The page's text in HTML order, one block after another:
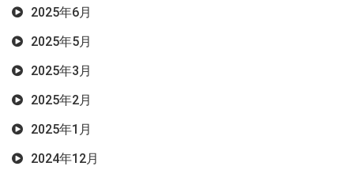
2025年6月
2025年5月
2025年3月
2025年2月
2025年1月
2024年12月